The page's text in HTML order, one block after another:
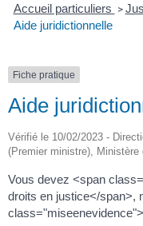
Accueil particuliers >
Aide juridictionnelle
Fiche pratique
Aide
Vérifié le 10/02/2023 -
(Premier ministre),
Vous devez <span
droits en justice</span>,